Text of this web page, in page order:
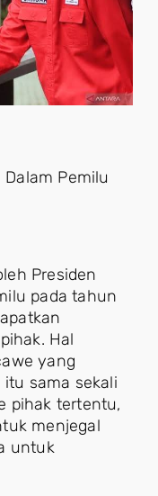
Pemilu
Presiden
pada tahun
Hal
yang
itu sama sekali
pihak tertentu,
menjegal
untuk